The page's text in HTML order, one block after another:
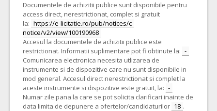
Documentele de achizitii publice sunt disponibile pentru
access direct, nerestrictionat, complet si gratuit
la: https://e-licitatie.ro/pub/notices/c-
notice/v2/view/100190968
Accesul la documentele de achizitii publice este
restrictionat. Informatii suplimentare pot fi obtinute la: -
Comunicarea electronica necesita utlizarea de
instrumente si de dispozitive care nu sunt disponibile in
mod general. Accesul direct nerestrictionat si complet la
aceste instrumente si dispozitive este gratuit, la: -
Numar zile pana la care se pot solicita clarificari inainte de
data limita de depunere a ofertelor/candidaturilor 18 .